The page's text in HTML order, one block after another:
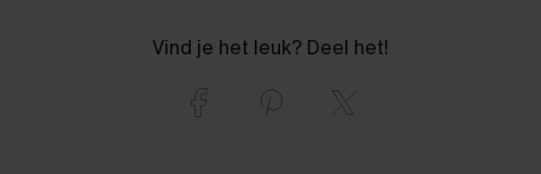
Vind je het leuk? Deel het!